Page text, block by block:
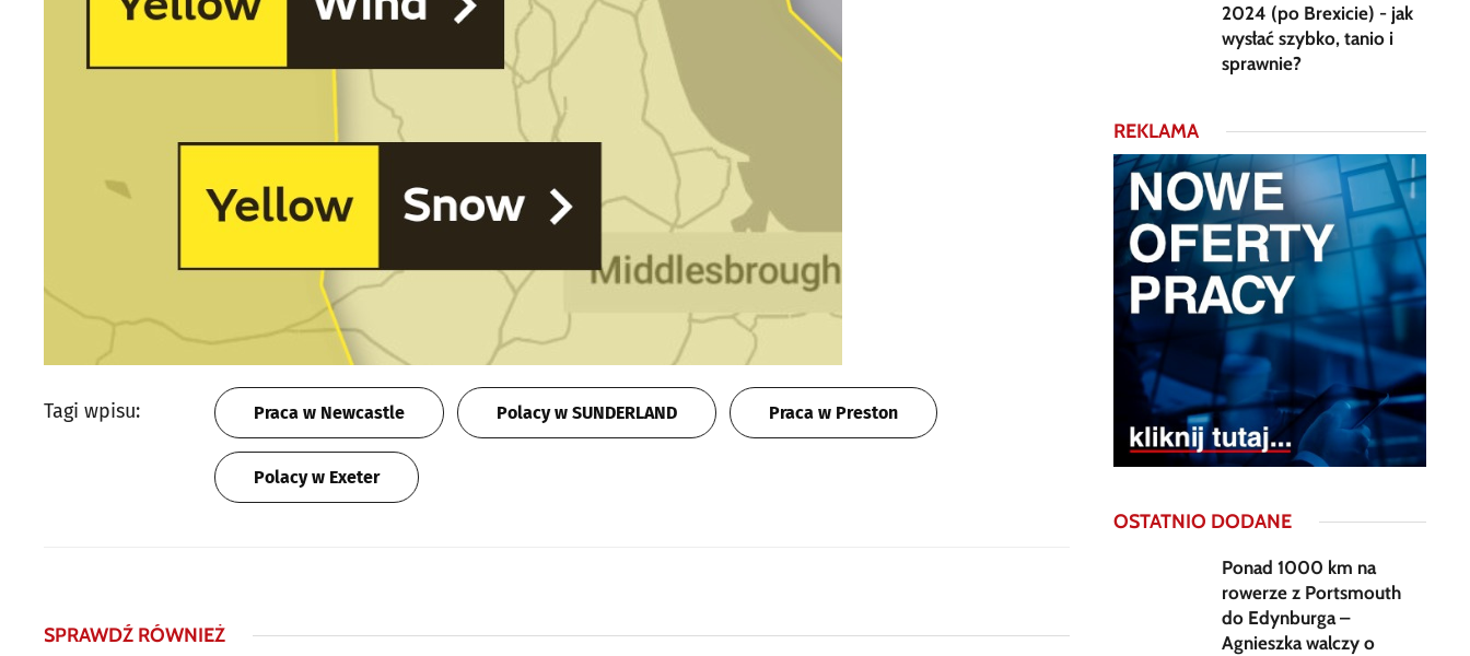
Tagi wpisu: Praca w Newcastle Polacy w SUNDERLAND Praca w Preston
Polacy w Exeter
SPRAWDŹ RÓWNIEŻ
2024 (po Brexicie) - jak
wysłać szybko, tanio i
sprawnie?
REKLAMA
OSTATNIO DODANE
Ponad 1000 km na
rowerze z Portsmouth
do Edynburga –
Agnieszka walczy o